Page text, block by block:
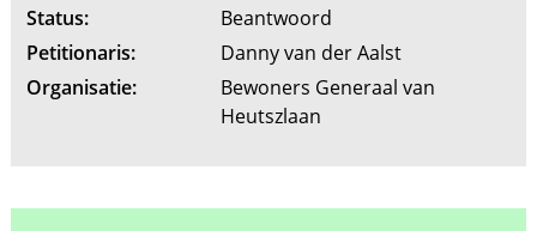
Status:
Beantwoord
Petitionaris:
Danny van der Aalst
Organisatie:
Bewoners Generaal van
Heutszlaan